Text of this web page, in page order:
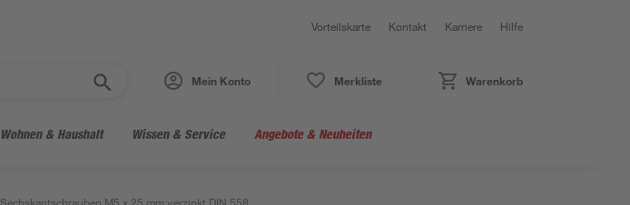
Vorteilskarte Kontakt Karriere Hilfe
Mein Konto Merkliste Warenkorb
Wohnen & Haushalt Wissen & Service Angebote & Neuheiten